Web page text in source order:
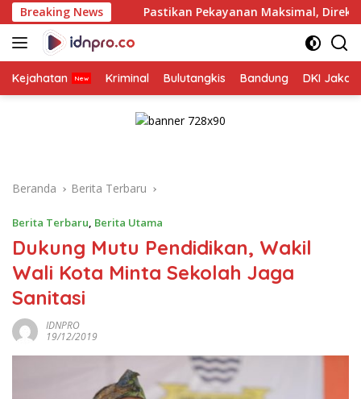
Langsung
ke
konten
Breaking NewsPastikan Pekayanan Maksimal, Direksi Jasa
Kejahatan Kriminal Bulutangkis Bandung DKI
Beranda Berita Terbaru
Berita Terbaru, Berita Utama
Dukung Mutu Pendidikan, Wakil
Wali Kota Minta Sekolah Jaga
Sanitasi
IDNPRO
19/12/2019